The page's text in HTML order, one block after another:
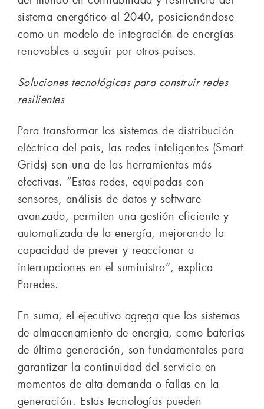
sistema energético al 2040, posicionándose
como un modelo de integración de energías
renovables a seguir por otros países.
Soluciones tecnológicas para construir redes
resilientes
Para transformar los sistemas de distribución
eléctrica del país, las redes inteligentes (Smart
Grids) son una de las herramientas más
efectivas. “Estas redes, equipadas con
sensores, análisis de datos y software
avanzado, permiten una gestión eficiente y
automatizada de la energía, mejorando la
capacidad de prever y reaccionar a
interrupciones en el suministro”, explica
Paredes.
En suma, el ejecutivo agrega que los sistemas
de almacenamiento de energía, como baterías
de última generación, son fundamentales para
garantizar la continuidad del servicio en
momentos de alta demanda o fallas en la
generación. Estas tecnologías pueden